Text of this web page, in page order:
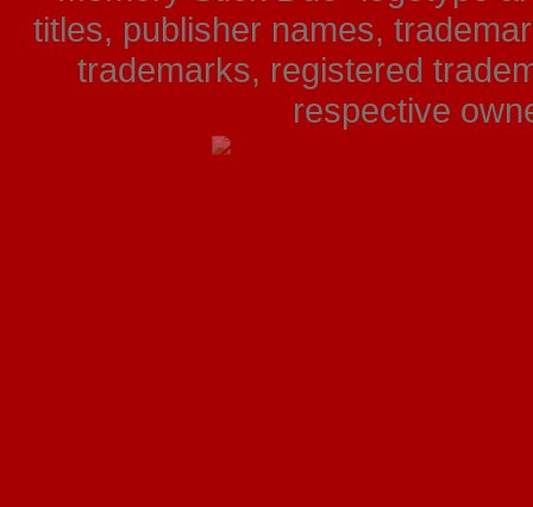
titles, publisher names,
trademarks, registered
respective